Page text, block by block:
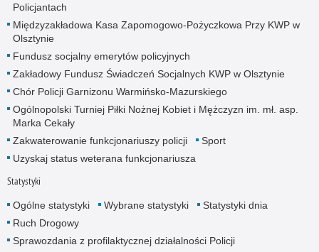
Policjantach
Międzyzakładowa Kasa Zapomogowo-Pożyczkowa Przy KWP w
Olsztynie
Fundusz socjalny emerytów policyjnych
Zakładowy Fundusz Świadczeń Socjalnych KWP w Olsztynie
Chór Policji Garnizonu Warmińsko-Mazurskiego
Ogólnopolski Turniej Piłki Nożnej Kobiet i Mężczyzn im. mł. asp.
Marka Cekały
Zakwaterowanie funkcjonariuszy policji
Sport
Uzyskaj status weterana funkcjonariusza
Statystyki
Ogólne statystyki Wybrane statystyki
Statystyki dnia
Ruch Drogowy
Sprawozdania z profilaktycznej działalności Policji